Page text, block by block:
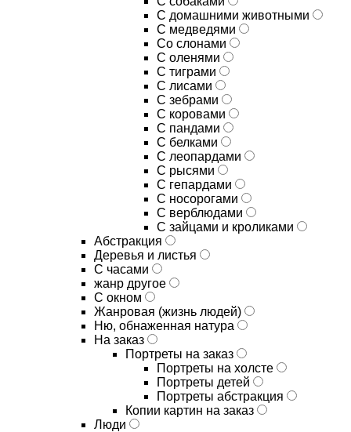
С домашними животными
С медведями
Со слонами
С оленями
С тиграми
С лисами
С зебрами
С коровами
С пандами
С белками
С леопардами
С рысями
С гепардами
С носорогами
С верблюдами
С зайцами и кроликами
Абстракция
Деревья и листья
С часами
жанр другое
С окном
Жанровая (жизнь людей)
Ню, обнаженная натура
На заказ
Портреты на заказ
Портреты на холсте
Портреты детей
Портреты абстракция
Копии картин на заказ
Люди